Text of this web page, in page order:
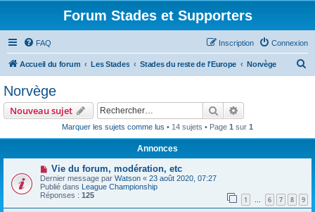
Forum Stades et Supporters
FAQ Connexion
Inscription
Accueil du forum Les Stades Stades du reste de l'Europe Norvège
Norvège
Nouveau sujet Rechercher
Marquer les sujets comme lus • 14 sujets • Page 1 sur 1
Annonces
Vie du forum, modération, etc
Dernier message par Watson « 23 août 2020, 07:27
Publié dans League Championship
Réponses : 125 1 … 6 7 8 9